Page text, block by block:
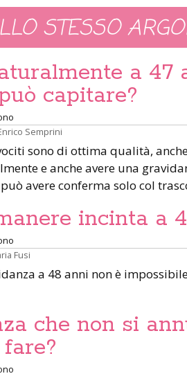
STESSO
a 47
capitare?
Semprini
sono di ottima qualità,
e anche avere una
avere conferma solo col
incinta a
Fusi
a 48 anni non è
che non si